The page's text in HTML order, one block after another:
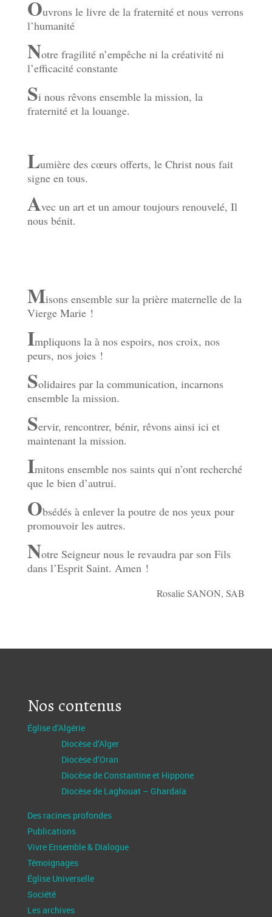
Ouvrons le livre de la fraternité et nous verrons
l’humanité
Notre fragilité n’empêche ni la créativité ni
l’efficacité constante
Si nous rêvons ensemble la mission, la
fraternité et la louange.
Lumière des cœurs offerts, le Christ nous fait
signe en tous.
Avec un art et un amour toujours renouvelé, Il
nous bénit.
Misons ensemble sur la prière maternelle de la
Vierge Marie !
Impliquons la à nos espoirs, nos croix, nos
peurs, nos joies !
Solidaires par la communication, incarnons
ensemble la mission.
Servir, rencontrer, bénir, rêvons ainsi ici et
maintenant la mission.
Imitons ensemble nos saints qui n’ont recherché
que le bien d’autrui.
Obsédés à enlever la poutre de nos yeux pour
promouvoir les autres.
Notre Seigneur nous le revaudra par son Fils
dans l’Esprit Saint. Amen !
Rosalie SANON, SAB
Nos contenus
Église d’Algérie
Diocèse d’Alger
Diocèse d’Oran
Diocèse de Constantine et Hippone
Diocèse de Laghouat – Ghardaïa
Des racines profondes
Publications
Vivre Ensemble & Dialogue
Témoignages
Église Universelle
Société
Les archives